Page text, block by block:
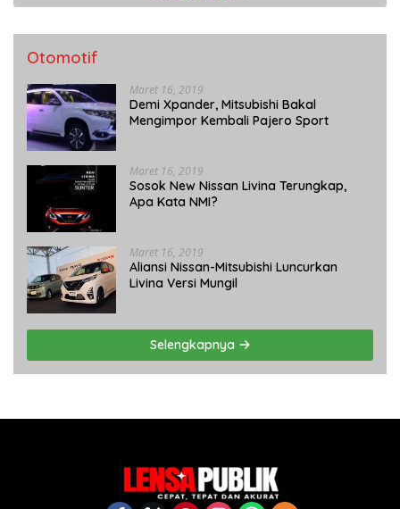
Otomotif
Maret 16, 2019
Demi Xpander, Mitsubishi Bakal
Mengimpor Kembali Pajero Sport
Maret 16, 2019
Sosok New Nissan Livina Terungkap,
Apa Kata NMI?
Maret 16, 2019
Aliansi Nissan-Mitsubishi Luncurkan
Livina Versi Mungil
Selengkapnya